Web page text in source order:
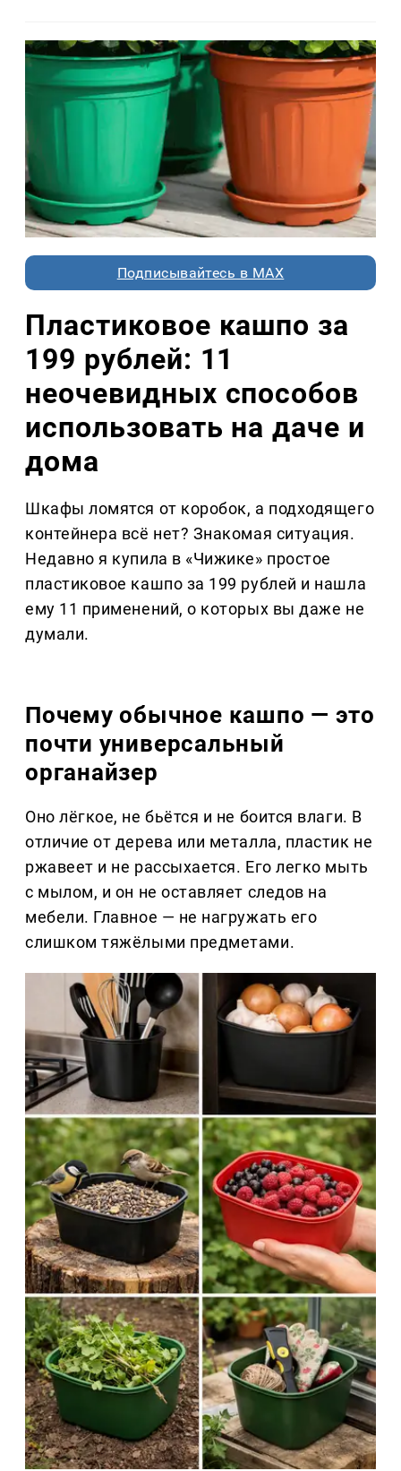
Подписывайтесь в MAX
Пластиковое кашпо за
199 рублей: 11
неочевидных способов
использовать на даче и
дома
Шкафы ломятся от коробок, а подходящего
контейнера всё нет? Знакомая ситуация.
Недавно я купила в «Чижике» простое
пластиковое кашпо за 199 рублей и нашла
ему 11 применений, о которых вы даже не
думали.
Почему обычное кашпо — это
почти универсальный
органайзер
Оно лёгкое, не бьётся и не боится влаги. В
отличие от дерева или металла, пластик не
ржавеет и не рассыхается. Его легко мыть
с мылом, и он не оставляет следов на
мебели. Главное — не нагружать его
слишком тяжёлыми предметами.